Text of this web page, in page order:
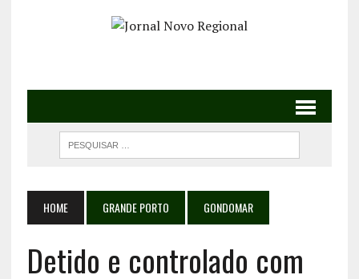
HOME GRANDE PORTO GONDOMAR
Detido e controlado com